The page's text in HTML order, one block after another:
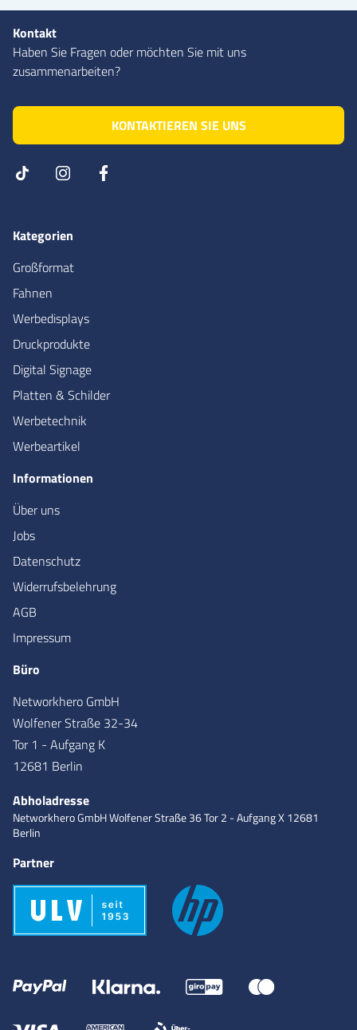
Kontakt
Haben Sie Fragen oder möchten Sie mit uns
zusammenarbeiten?
KONTAKTIEREN SIE UNS
Kategorien
Großformat
Fahnen
Werbedisplays
Druckprodukte
Digital Signage
Platten & Schilder
Werbetechnik
Werbeartikel
Informationen
Über uns
Jobs
Datenschutz
Widerrufsbelehrung
AGB
Impressum
Büro
Networkhero GmbH
Wolfener Straße 32-34
Tor 1 - Aufgang K
12681 Berlin
Abholadresse
Networkhero GmbHWolfener Straße 36Tor 2 - Aufgang X12681
Berlin
Partner